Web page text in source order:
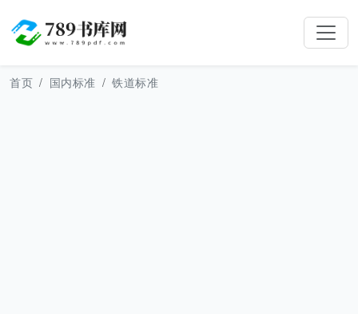
首页 国内标准 铁道标准